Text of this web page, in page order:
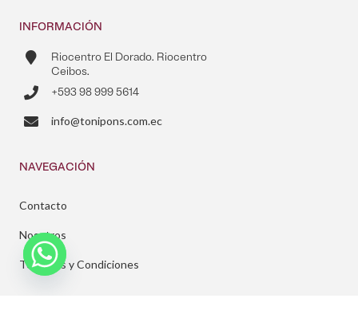
INFORMACIÓN
Riocentro El Dorado. Riocentro
Ceibos.
+593 98 999 5614
info@tonipons.com.ec
NAVEGACIÓN
Contacto
Nosotros
Términos y Condiciones